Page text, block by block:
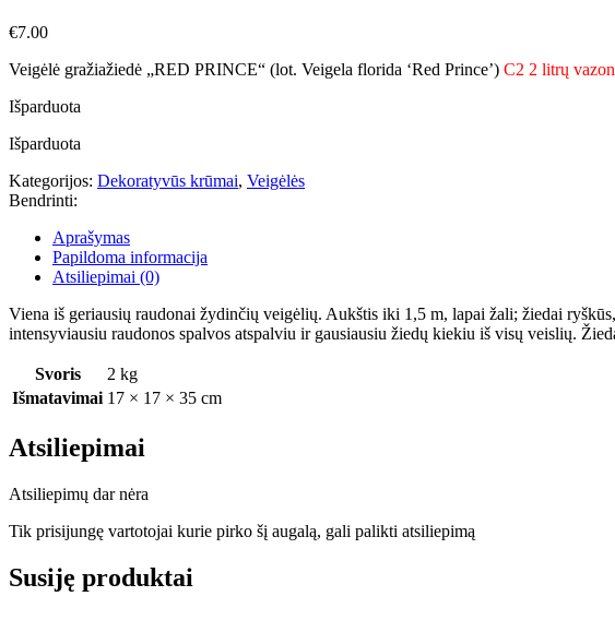
€7.00
Veigėlė gražiažiedė „RED PRINCE“ (lot. Veigela florida ‘Red Prince’) C2 2 litrų
Išparduota
Išparduota
Kategorijos: Dekoratyvūs krūmai, Veigėlės
Bendrinti:
Aprašymas
Papildoma informacija
Atsiliepimai (0)
Viena iš geriausių raudonai žydinčių veigėlių. Aukštis iki 1,5 m, lapai žali; žiedai
intensyviausiu raudonos spalvos atspalviu ir gausiausiu žiedų kiekiu iš visų veislių.
Svoris
2 kg
Išmatavimai 17 × 17 × 35 cm
Atsiliepimai
Atsiliepimų dar nėra
Tik prisijungę vartotojai kurie pirko šį augalą, gali palikti atsiliepimą
Susiję produktai